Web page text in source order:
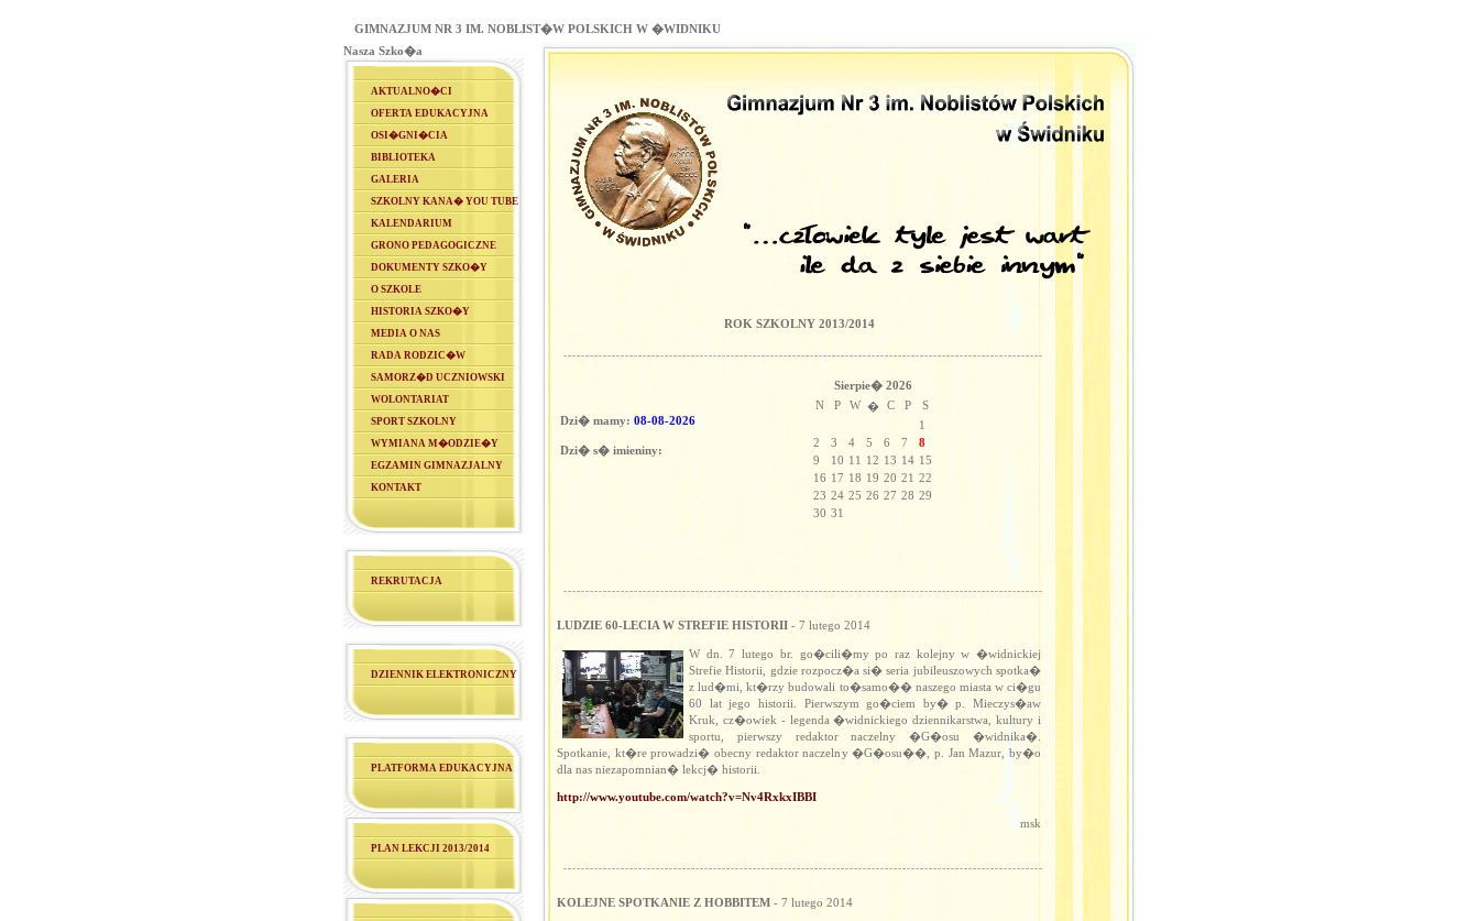
GIMNAZJUM NR 3 IM. NOBLIST�W POLSKICH W �WIDNIKU
Nasza Szko�a
AKTUALNO�CI
OFERTA EDUKACYJNA
OSI�GNI�CIA
BIBLIOTEKA
GALERIA
SZKOLNY KANA� YOU TUBE
KALENDARIUM
GRONO PEDAGOGICZNE
DOKUMENTY SZKO�Y
O SZKOLE
HISTORIA SZKO�Y
MEDIA O NAS
RADA RODZIC�W
SAMORZ�D UCZNIOWSKI
WOLONTARIAT
SPORT SZKOLNY
WYMIANA M�ODZIE�Y
EGZAMIN GIMNAZJALNY
KONTAKT
REKRUTACJA
DZIENNIK ELEKTRONICZNY
PLATFORMA EDUKACYJNA
PLAN LEKCJI 2013/2014
ROK SZKOLNY 2013/2014
Dzi� mamy: 08-08-2026
Dzi� s� imieniny:
Sierpie� 2026
N
P W � C P
S
1
2
3 4 5 6 7
8
9
10 11 12 13 14 15
16 17 18 19 20 21 22
23 24 25 26 27 28 29
30 31
LUDZIE 60-LECIA W STREFIE HISTORII - 7 lutego 2014
W dn. 7 lutego br. go�cili�my po raz kolejny w �widnickiej
Strefie Historii, gdzie rozpocz�a si� seria jubileuszowych spotka�
z lud�mi, kt�rzy budowali to�samo�� naszego miasta w ci�gu
60 lat jego historii. Pierwszym go�ciem by� p. Mieczys�aw
Kruk, cz�owiek - legenda �widnickiego dziennikarstwa, kultury i
sportu, pierwszy redaktor naczelny �G�osu �widnika�.
Spotkanie, kt�re prowadzi� obecny redaktor naczelny �G�osu��, p. Jan Mazur, by�o
dla nas niezapomnian� lekcj� historii.
http://www.youtube.com/watch?v=Nv4RxkxIBBI
msk
KOLEJNE SPOTKANIE Z HOBBITEM - 7 lutego 2014